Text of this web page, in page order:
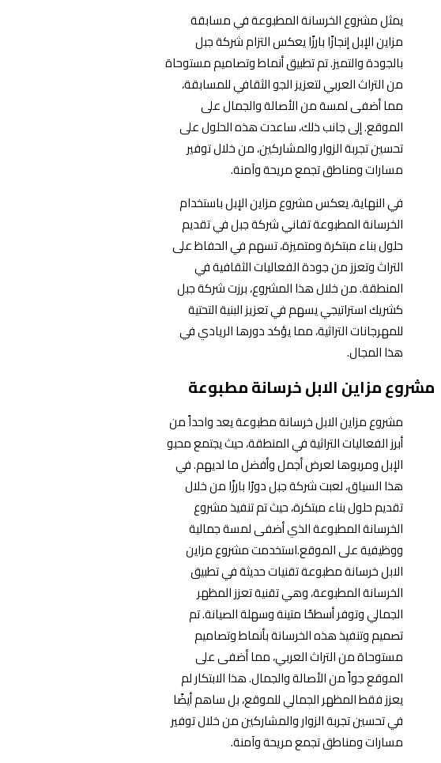
يمثل مشروع الخرسانة المطبوعة في مسابقة
مزاين الإبل إنجازًا بارزًا يعكس التزام شركة جبل
بالجودة والتميز. تم تطبيق أنماط وتصاميم مستوحاة
من التراث العربي لتعزيز الجو الثقافي للمسابقة،
مما أضفى لمسة من الأصالة والجمال على
الموقع. إلى جانب ذلك، ساعدت هذه الحلول على
تحسين تجربة الزوار والمشاركين، من خلال توفير
مسارات ومناطق تجمع مريحة وآمنة.
في النهاية، يعكس مشروع مزاين الإبل باستخدام
الخرسانة المطبوعة تفاني شركة جبل في تقديم
حلول بناء مبتكرة ومتميزة، تسهم في الحفاظ على
التراث وتعزز من جودة الفعاليات الثقافية في
المنطقة. من خلال هذا المشروع، برزت شركة جبل
كشريك استراتيجي يسهم في تعزيز البنية التحتية
للمهرجانات التراثية، مما يؤكد دورها الريادي في
هذا المجال.
مشروع مزاين الابل خرسانة مطبوعة
مشروع مزاين الابل خرسانة مطبوعة يعد واحداً من
أبرز الفعاليات التراثية في المنطقة، حيث يجتمع محبو
الإبل ومربوها لعرض أجمل وأفضل ما لديهم. في
هذا السياق، لعبت شركة جبل دورًا بارزًا من خلال
تقديم حلول بناء مبتكرة، حيث تم تنفيذ مشروع
الخرسانة المطبوعة الذي أضفى لمسة جمالية
ووظيفية على الموقع.استخدمت مشروع مزاين
الابل خرسانة مطبوعة تقنيات حديثة في تطبيق
الخرسانة المطبوعة، وهي تقنية تعزز المظهر
الجمالي وتوفر أسطحًا متينة وسهلة الصيانة. تم
تصميم وتنفيذ هذه الخرسانة بأنماط وتصاميم
مستوحاة من التراث العربي، مما أضفى على
الموقع جواً من الأصالة والجمال. هذا الابتكار لم
يعزز فقط المظهر الجمالي للموقع، بل ساهم أيضًا
في تحسين تجربة الزوار والمشاركين من خلال توفير
مسارات ومناطق تجمع مريحة وآمنة.